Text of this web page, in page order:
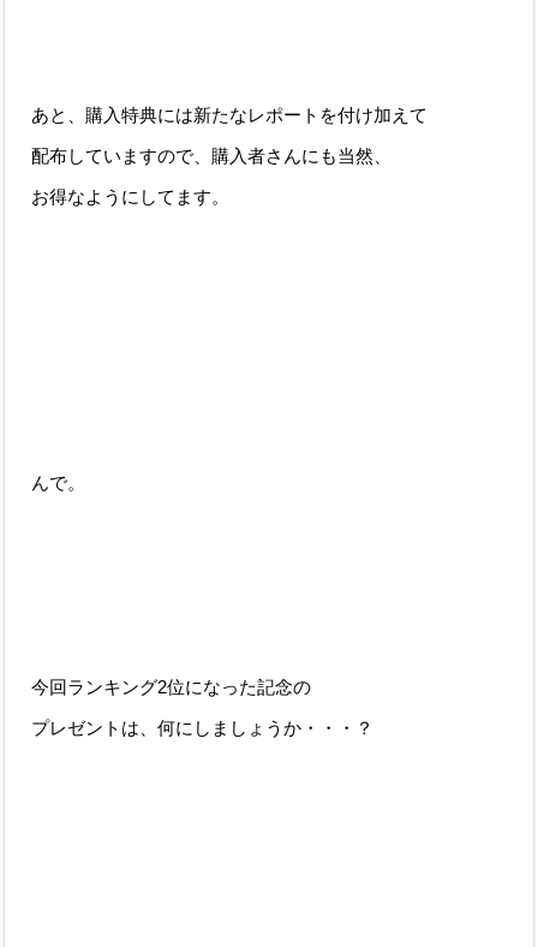
あと、購入特典には新たなレポートを付け加えて
配布していますので、購入者さんにも当然、
お得なようにしてます。
んで。
今回ランキング2位になった記念の
プレゼントは、何にしましょうか・・・？